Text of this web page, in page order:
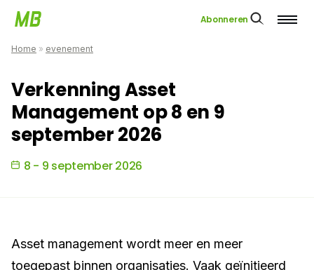
Abonneren
Home » evenement
Verkenning Asset
Management op 8 en 9
september 2026
8 - 9 september 2026
Asset management wordt meer en meer
toegepast binnen organisaties. Vaak geïnitieerd